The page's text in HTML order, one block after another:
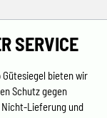
SERVICE
Gütesiegel bieten wir
Schutz gegen
Lieferung und